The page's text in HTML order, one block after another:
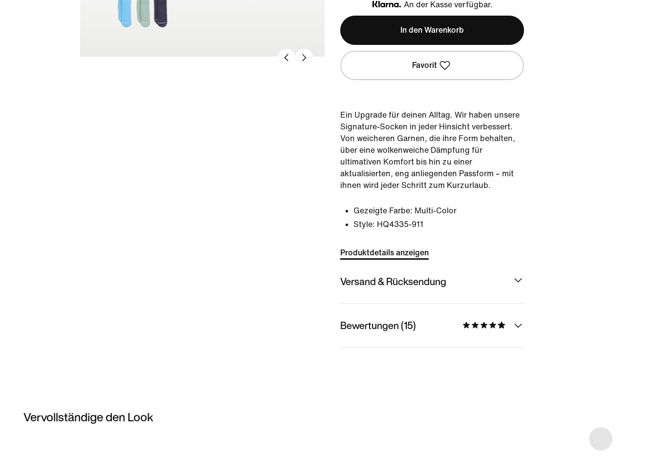
Klarna
An der Kasse verfügbar.
In den Warenkorb
Favorit
Ein Upgrade für deinen Alltag. Wir haben unsere
Signature-Socken in jeder Hinsicht verbessert.
Von weicheren Garnen, die ihre Form behalten,
über eine wolkenweiche Dämpfung für
ultimativen Komfort bis hin zu einer
aktualisierten, eng anliegenden Passform – mit
ihnen wird jeder Schritt zum Kurzurlaub.
Gezeigte Farbe: Multi-Color
Style: HQ4335-911
Produktdetails anzeigen
Versand & Rücksendung
Bewertungen (15)
Vervollständige den Look